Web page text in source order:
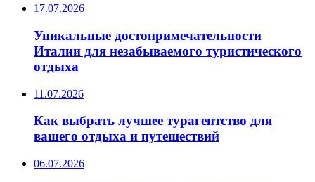
17.07.2026
Уникальные достопримечательности
Италии для незабываемого туристического
отдыха
11.07.2026
Как выбрать лучшее турагентство для
вашего отдыха и путешествий
06.07.2026